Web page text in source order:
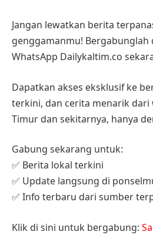
Jangan lewatkan berita
genggamanmu! Bergabunglah
WhatsApp Dailykaltim.co
Dapatkan akses eksklusif ke
terkini, dan cerita menarik dari
Timur dan sekitarnya, hanya
Gabung sekarang untuk:
✅ Berita lokal terkini
✅ Update langsung di
✅ Info terbaru dari sumber
Klik di sini untuk bergabung: